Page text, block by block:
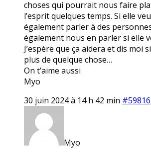
choses qui pourrait nous faire
l’esprit quelques temps. Si elle
également parler à des
également nous en parler si elle
J’espère que ça aidera et dis moi
plus de quelque chose…
On t’aime aussi
Myo
30 juin 2024 à 14 h 42 min #59816
Myo